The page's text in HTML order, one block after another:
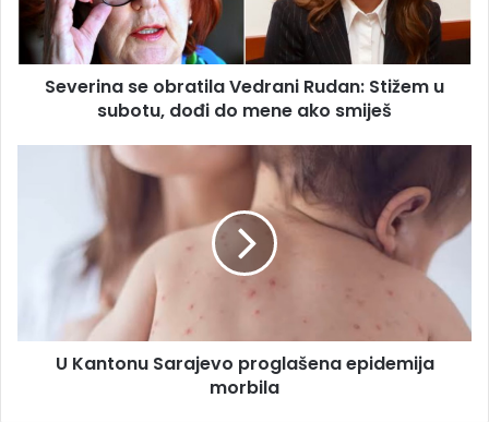
subotu,
dođi
Severina se obratila Vedrani Rudan: Stižem u
subotu, dođi do mene ako smiješ
epidemija
U Kantonu Sarajevo proglašena epidemija
morbila